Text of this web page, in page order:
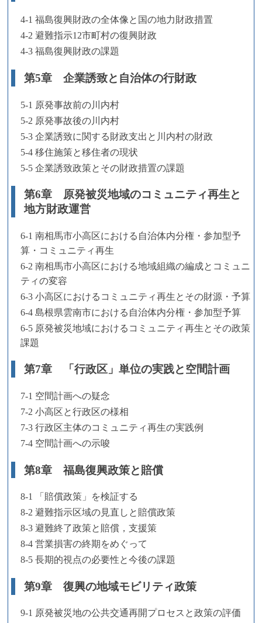
4-1 福島復興財政の全体像と国の地力財政措置
4-2 避難指示12市町村の復興財政
4-3 福島復興財政の課題
第5章 企業誘致と自治体の行財政
5-1 原発事故前の川内村
5-2 原発事故後の川内村
5-3 企業誘致に関する財政支出と川内村の財政
5-4 移住施策と移住者の現状
5-5 企業誘致政策とその財政措置の課題
第6章 原発被災地域のコミュニティ再生と
地方財政運営
6-1 南相馬市小高区における自治体内分権・参加型予
算・コミュニティ再生
6-2 南相馬市小高区における地域組織の編成とコミュニ
ティの変容
6-3 小高区におけるコミュニティ再生とその財源・予算
6-4 島根県雲南市における自治体内分権・参加型予算
6-5 原発被災地域におけるコミュニティ再生とその政策
課題
第7章 「行政区」単位の実践と空間計画
7-1 空間計画への疑念
7-2 小高区と行政区の様相
7-3 行政区主体のコミュニティ再生の実践例
7-4 空間計画への示唆
第8章 福島復興政策と賠償
8-1 「賠償政策」を検証する
8-2 避難指示区域の見直しと賠償政策
8-3 避難終了政策と賠償，支援策
8-4 営業損害の終期をめぐって
8-5 長期的視点の必要性と今後の課題
第9章 復興の地域モビリティ政策
9-1 原発被災地の公共交通再開プロセスと政策の評価